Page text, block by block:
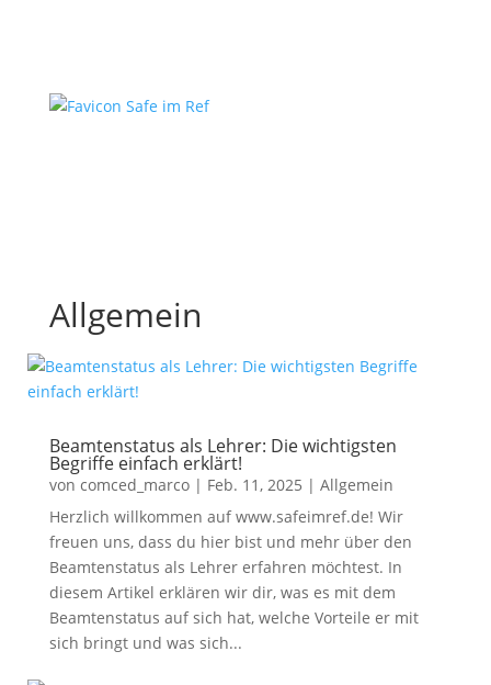
Allgemein
Beamtenstatus als Lehrer: Die wichtigsten
Begriffe einfach erklärt!
von comced_marco| Feb. 11, 2025 | Allgemein
Herzlich willkommen auf www.safeimref.de! Wir
freuen uns, dass du hier bist und mehr über den
Beamtenstatus als Lehrer erfahren möchtest. In
diesem Artikel erklären wir dir, was es mit dem
Beamtenstatus auf sich hat, welche Vorteile er mit
sich bringt und was sich...